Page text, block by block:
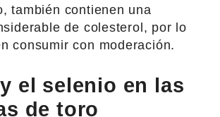
también contienen una
de colesterol, por lo
consumir con moderación.
el selenio en las
de toro